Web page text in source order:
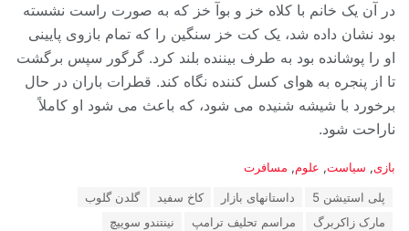
در آن یک خانم با کلاه خز و بوآ خز که به صورت راست نشسته
بود نشان داده شد، یک کت خز سنگین را که تمام بازوی پایینی
او را پوشانده بود به طرف بیننده بلند کرد. گرگور سپس برگشت
تا از پنجره به هوای کسل کننده نگاه کند. قطرات باران در حال
برخورد با شیشه شنیده می شود، که باعث می شود او کاملاً
ناراحت شود.
دسته‌ها:
بازی, سیاست, علوم, مسافرت
برچسب:
پلی استیشن 5 داستانهای بازار کاخ سفید
گلدن گلوب
مارک زاکربرگ
مراسم تحلیف ترامپ نینتندو سوییچ